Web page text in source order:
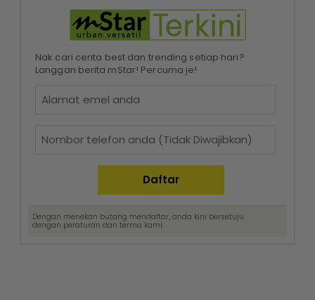
Nak cari cerita best dan trending setiap hari?
Langgan berita mStar! Percuma je!
Dengan menekan butang mendaftar, anda kini bersetuju
dengan peraturan dan terma kami.